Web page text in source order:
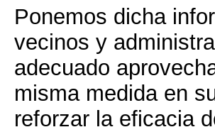
Ponemos dicha
vecinos y
adecuado
misma medida en
reforzar la eficacia